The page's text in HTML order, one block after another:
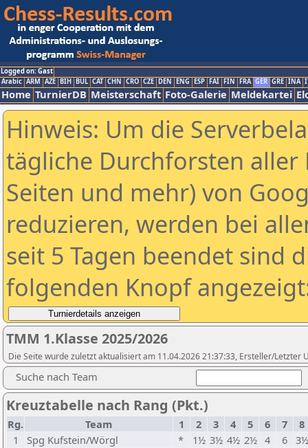
Logged on: Gast
Arabic ARM AZE BIH BUL CAT CHN CRO CZE DEN ENG ESP FAI FIN FRA GER GRE INA
Home TurnierDB Meisterschaft Foto-Galerie Meldekartei
Hinweis: Um die
tägliche Durchforsten aller
Seiten und mehr) von
reduzieren, werden bei
seit 5 Tagen beendet sind
folgenden Knopf
TMM 1.Klasse 2025/2026
Die Seite wurde zuletzt aktualisiert am 11.04.2026 21:37:33, Ersteller/Letzter
Suche nach Team
Kreuztabelle nach Rang (Pkt.)
Rg. Team 1 2 3 4 5 6 7
8
1
Spg Kufstein/Wörgl * 1½ 3½ 4½ 2½ 4 6 3½